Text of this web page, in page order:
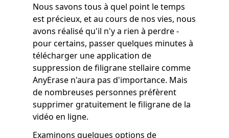
Nous savons tous à quel point le temps
est précieux, et au cours de nos vies, nous
avons réalisé qu'il n'y a rien à perdre -
pour certains, passer quelques minutes à
télécharger une application de
suppression de filigrane stellaire comme
AnyErase n'aura pas d'importance. Mais
de nombreuses personnes préfèrent
supprimer gratuitement le filigrane de la
vidéo en ligne.
Examinons quelques options de